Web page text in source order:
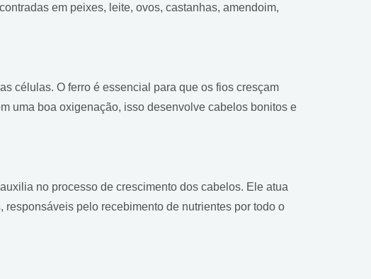
em peixes, leite, ovos, castanhas, amendoim,
células. O ferro é essencial para que os fios cresçam
uma boa oxigenação, isso desenvolve cabelos bonitos e
no processo de crescimento dos cabelos. Ele atua
pelo recebimento de nutrientes por todo o